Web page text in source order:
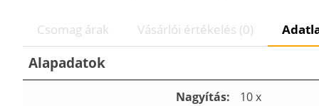
Csomag árak Vásárlói értékelés (0)
Alapadatok
Nagyítás: 10 x